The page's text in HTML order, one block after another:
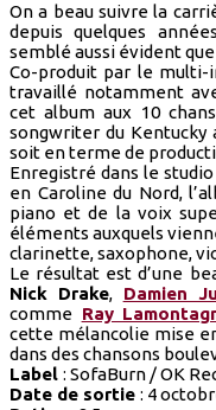
On a beau suivre la
depuis quelques
semblé aussi évident
Co-produit par le multi-
travaillé notamment
cet album aux 10
songwriter du Kentucky
soit en terme de
Enregistré dans le
en Caroline du Nord,
piano et de la voix
éléments auxquels
clarinette, saxophone,
Le résultat est d’une
Nick Drake, Damien
comme Ray
cette mélancolie mise
dans des chansons
Label : SofaBurn / OK
Date de sortie : 4